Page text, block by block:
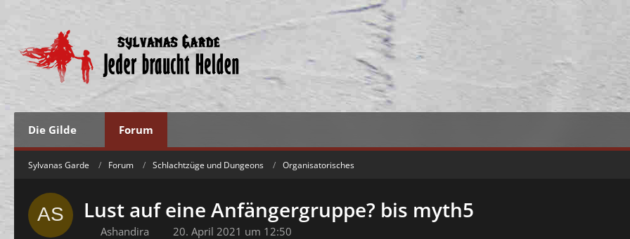
Die Gilde Forum
Sylvanas Garde Forum Schlachtzüge und Dungeons Organisatorisches
Lust auf eine Anfängergruppe? bis myth5
Ashandira 20. April 2021 um 12:50